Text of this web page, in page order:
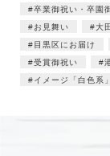
卒業御祝い・卒園
お見舞い
大
目黒区にお届け
受賞御祝い
イメージ「白色系」